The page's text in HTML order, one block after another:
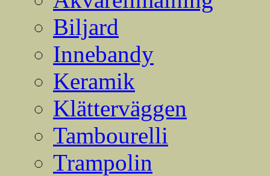
Biljard
Innebandy
Keramik
Klätterväggen
Tambourelli
Trampolin